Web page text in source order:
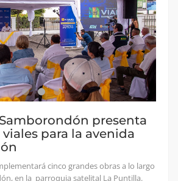
presenta
para la avenida
cinco grandes obras a lo largo
en la parroquia satelital La Puntilla.